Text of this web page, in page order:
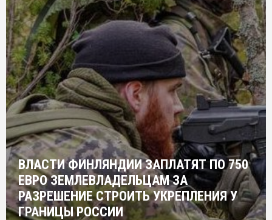
ВЛАСТИ ФИНЛЯНДИИ ЗАПЛАТЯТ ПО 750
ЕВРО ЗЕМЛЕВЛАДЕЛЬЦАМ ЗА
РАЗРЕШЕНИЕ СТРОИТЬ УКРЕПЛЕНИЯ У
ГРАНИЦЫ РОССИИ